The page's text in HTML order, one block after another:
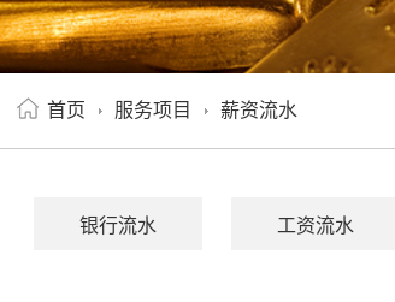
首页 服务项目 薪资流水
银行流水 工资流水